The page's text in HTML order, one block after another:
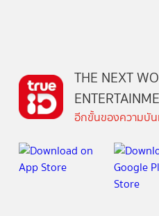
THE NEXT
อีกขั้นของความบัน